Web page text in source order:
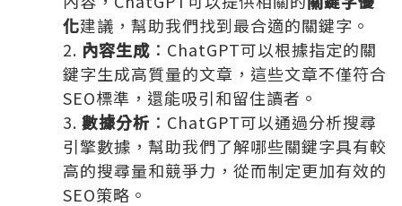
化建議，幫助我們找到最合適的關鍵字。
內容生成 ：ChatGPT可以根據指定的關
鍵字生成高質量的文章，這些文章不僅符合
SEO標準，還能吸引和留住讀者。
數據分析 ：ChatGPT可以通過分析搜尋
引擎數據，幫助我們了解哪些關鍵字具有較
高的搜尋量和競爭力，從而制定更加有效的
SEO策略。